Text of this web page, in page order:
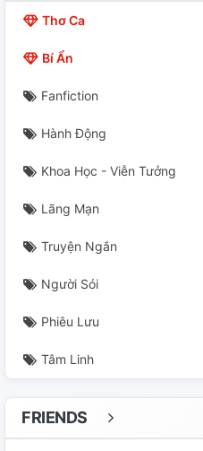
Thơ Ca
Bí Ẩn
Fanfiction
Hành Động
Khoa Học - Viễn Tưởng
Lãng Mạn
Truyện Ngắn
Người Sói
Phiêu Lưu
Tâm Linh
FRIENDS